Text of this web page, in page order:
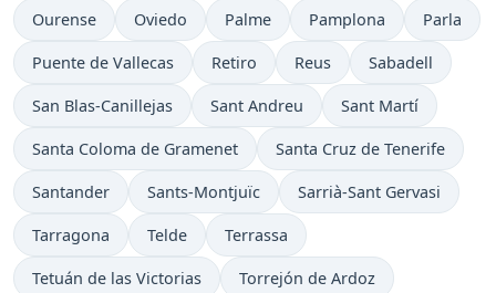
Ourense Oviedo Palme Pamplona Parla
Puente de Vallecas Retiro Reus Sabadell
San Blas-Canillejas Sant Andreu Sant Martí
Santa Coloma de Gramenet Santa Cruz de Tenerife
Santander Sants-Montjuïc Sarrià-Sant Gervasi
Tarragona Telde Terrassa
Tetuán de las Victorias Torrejón de Ardoz